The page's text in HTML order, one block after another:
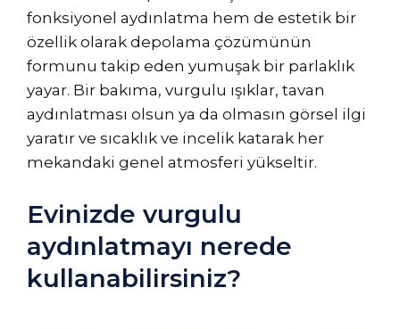
fonksiyonel aydınlatma hem de estetik bir
özellik olarak depolama çözümünün
formunu takip eden yumuşak bir parlaklık
yayar. Bir bakıma, vurgulu ışıklar, tavan
aydınlatması olsun ya da olmasın görsel ilgi
yaratır ve sıcaklık ve incelik katarak her
mekandaki genel atmosferi yükseltir.
Evinizde vurgulu
aydınlatmayı nerede
kullanabilirsiniz?